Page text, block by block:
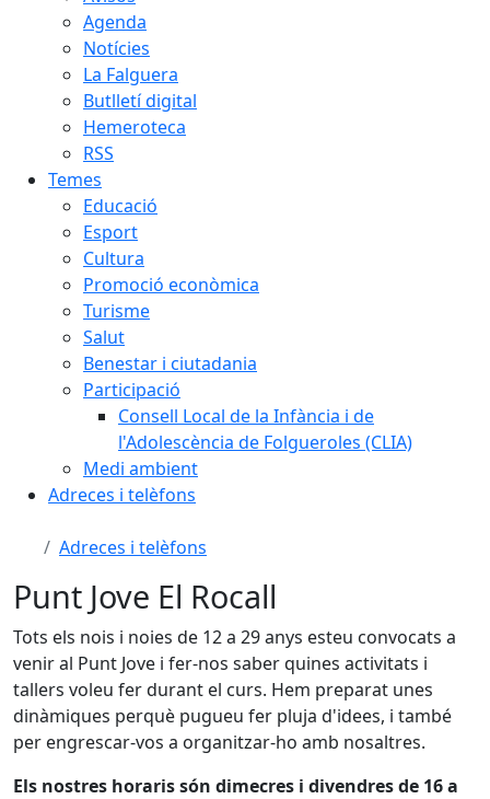
Agenda
Notícies
La Falguera
Butlletí digital
Hemeroteca
RSS
Temes
Educació
Esport
Cultura
Promoció econòmica
Turisme
Salut
Benestar i ciutadania
Participació
Consell Local de la Infància i de
l'Adolescència de Folgueroles (CLIA)
Medi ambient
Adreces i telèfons
Adreces i telèfons
Punt Jove El Rocall
Tots els nois i noies de 12 a 29 anys esteu convocats a
venir al Punt Jove i fer-nos saber quines activitats i
tallers voleu fer durant el curs. Hem preparat unes
dinàmiques perquè pugueu fer pluja d'idees, i també
per engrescar-vos a organitzar-ho amb nosaltres.
Els nostres horaris són dimecres i divendres de 16 a